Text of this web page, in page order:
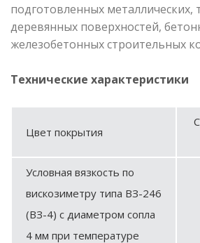
подготовленных металлических,
деревянных поверхностей,
железобетонных строительных
Технические характеристики
Цвет покрытия
Условная вязкость по
вискозиметру типа ВЗ-246
(ВЗ-4) с диаметром сопла
4 мм при температуре